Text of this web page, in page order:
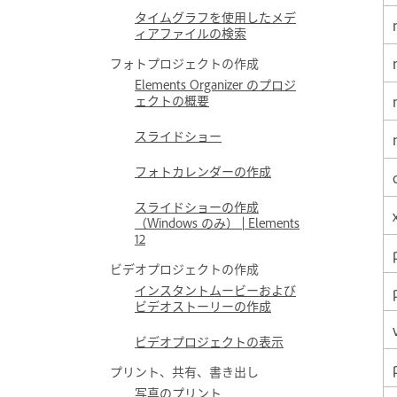
タイムグラフを使用したメデ
ィアファイルの検索
フォトプロジェクトの作成
Elements Organizer のプロジ
ェクトの概要
スライドショー
フォトカレンダーの作成
スライドショーの作成
（Windows のみ） | Elements
12
ビデオプロジェクトの作成
インスタントムービーおよび
ビデオストーリーの作成
ビデオプロジェクトの表示
プリント、共有、書き出し
写真のプリント